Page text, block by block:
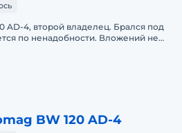
AD-4, второй владелец. Брался под
по ненадобности. Вложений не
BW 120 AD-4